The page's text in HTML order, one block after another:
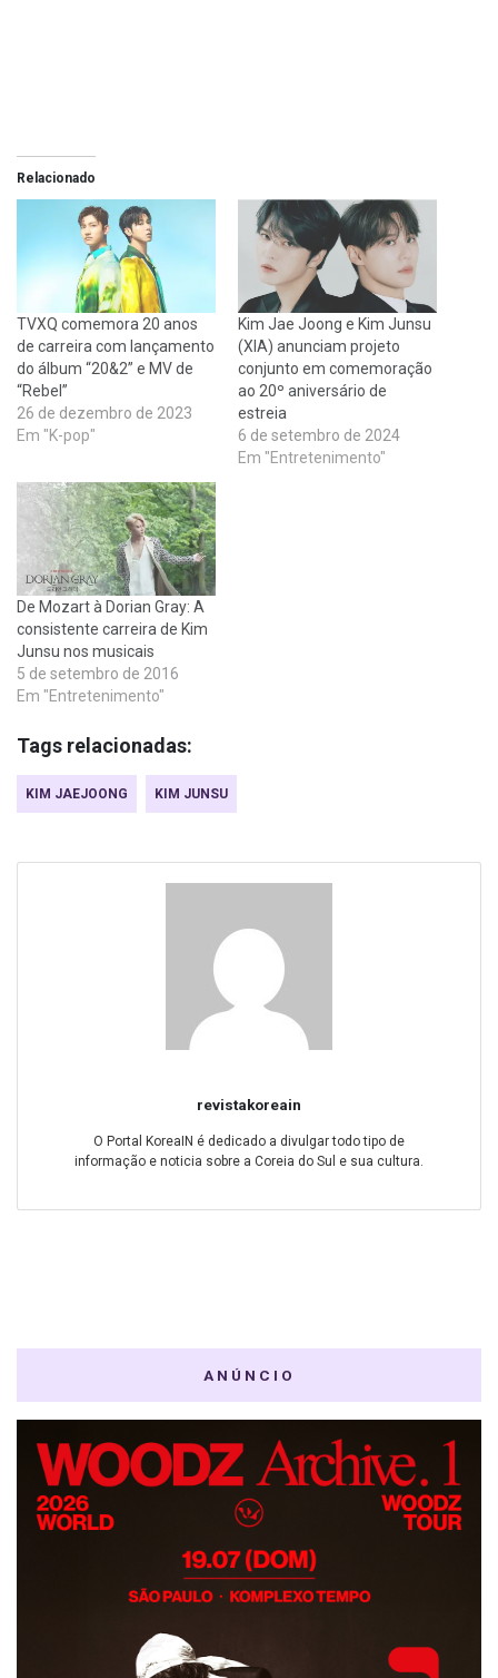
Relacionado
TVXQ comemora 20 anos
de carreira com lançamento
do álbum “20&2” e MV de
“Rebel”
26 de dezembro de 2023
Em "K-pop"
Kim Jae Joong e Kim Junsu
(XIA) anunciam projeto
conjunto em comemoração
ao 20º aniversário de
estreia
6 de setembro de 2024
Em "Entretenimento"
De Mozart à Dorian Gray: A
consistente carreira de Kim
Junsu nos musicais
5 de setembro de 2016
Em "Entretenimento"
Tags relacionadas:
KIM JAEJOONG KIM JUNSU
revistakoreain
O Portal KoreaIN é dedicado a divulgar todo tipo de
informação e noticia sobre a Coreia do Sul e sua cultura.
ANÚNCIO